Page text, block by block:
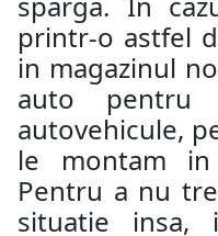
printr-o astfel
in magazinul
auto pentru
autovehicule,
le montam
Pentru a nu
situatie insa,